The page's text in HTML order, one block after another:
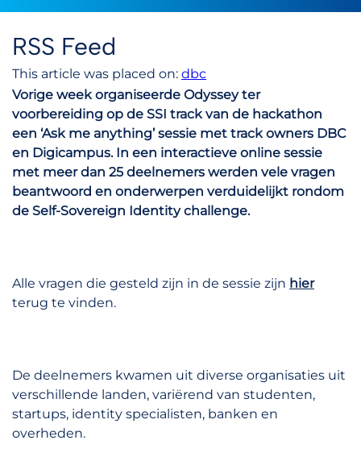
RSS Feed
This article was placed on: dbc
Vorige week organiseerde Odyssey ter
voorbereiding op de SSI track van de hackathon
een ‘Ask me anything’ sessie met track owners DBC
en Digicampus. In een interactieve online sessie
met meer dan 25 deelnemers werden vele vragen
beantwoord en onderwerpen verduidelijkt rondom
de Self-Sovereign Identity challenge.
Alle vragen die gesteld zijn in de sessie zijn hier
terug te vinden.
De deelnemers kwamen uit diverse organisaties uit
verschillende landen, variërend van studenten,
startups, identity specialisten, banken en
overheden.